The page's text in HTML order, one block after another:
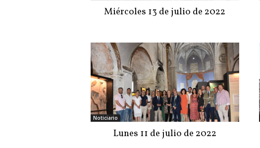
Miércoles 13 de julio de 2022
Noticiario
Lunes 11 de julio de 2022